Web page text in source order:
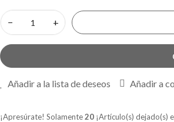
− +
Añadir a la lista de deseos Añadir a
¡Apresúrate! Solamente20 ¡Artículo(s) dejado(s)